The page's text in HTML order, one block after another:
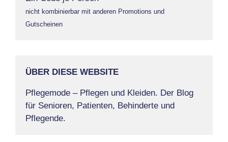
nicht kombinierbar mit anderen Promotions und
Gutscheinen
ÜBER DIESE WEBSITE
Pflegemode – Pflegen und Kleiden. Der Blog
für Senioren, Patienten, Behinderte und
Pflegende.